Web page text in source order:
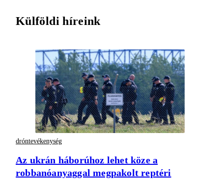
Külföldi híreink
dróntevékenység
Az ukrán háborúhoz lehet köze a
robbanóanyaggal megpakolt reptéri